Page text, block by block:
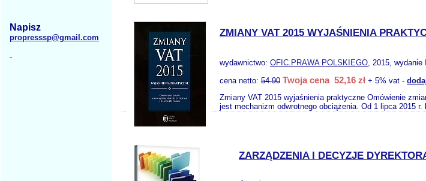
Napisz
propresssp@gmail.com ZMIANY VAT 2015 WYJAŚNIENIA
wydawnictwo: OFIC.PRAWA POLSKIEGO, 2015, wydanie I
cena netto: 54.90 Twoja cena 52,16 zł + 5% vat -
Zmiany VAT 2015 wyjaśnienia praktyczne Omówienie
jest mechanizm odwrotnego obciążenia. Od 1 lipca 2015 r.
ZARZĄDZENIA I DECYZJE